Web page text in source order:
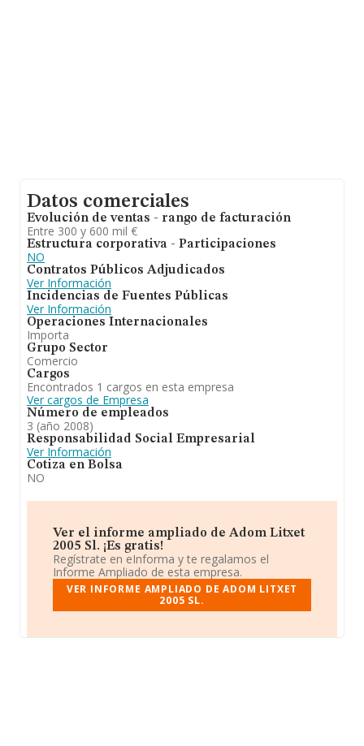
Datos comerciales
Evolución de ventas - rango de facturación
Entre 300 y 600 mil €
Estructura corporativa - Participaciones
NO
Contratos Públicos Adjudicados
Ver Información
Incidencias de Fuentes Públicas
Ver Información
Operaciones Internacionales
Importa
Grupo Sector
Comercio
Cargos
Encontrados 1 cargos en esta empresa
Ver cargos de Empresa
Número de empleados
3 (año 2008)
Responsabilidad Social Empresarial
Ver Información
Cotiza en Bolsa
NO
Ver el informe ampliado de Adom Litxet
2005 Sl. ¡Es gratis!
Regístrate en eInforma y te regalamos el
Informe Ampliado de esta empresa.
VER INFORME AMPLIADO DE ADOM LITXET
2005 SL.